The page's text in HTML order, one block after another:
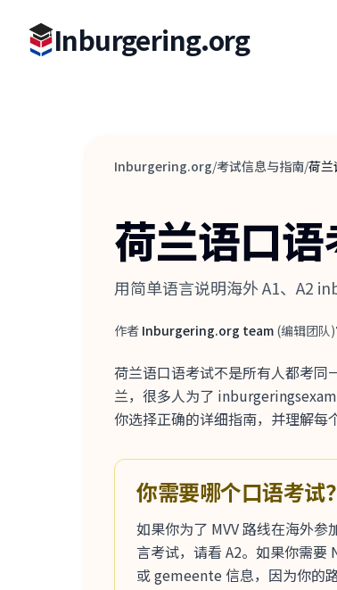
Inburgering.org
Inburgering.org/考试信息与指南/荷兰
荷兰语口
用简单语言说明海外 A1、A2
作者
作者 Inburgering.org team (编辑团队)
荷兰语口语考试不是所有人都考
兰，很多人为了
你选择正确的详细指南，并理解每
你需要哪个口语考试？
如果你为了 MVV 路线在海外
言考试，请看 A2。如果你需
或 gemeente 信息，因为你的